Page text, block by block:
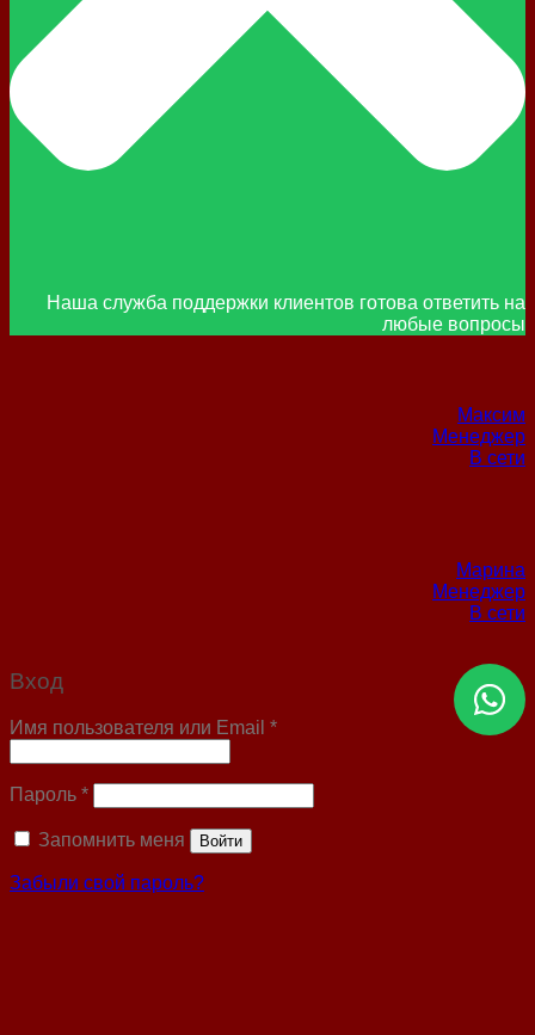
Наша служба поддержки клиентов готова ответить на
любые вопросы
Максим
Менеджер
В сети
Марина
Менеджер
В сети
Вход
Имя пользователя или Email *
Пароль *
Запомнить меня Войти
Забыли свой пароль?